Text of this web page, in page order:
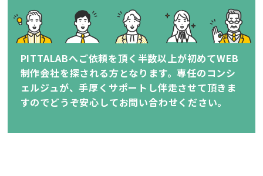
PITTALABへご依頼を頂く半数以上が初めてWEB
制作会社を探される方となります。専任のコンシ
ェルジュが、手厚くサポートし伴走させて頂きま
すのでどうぞ安心してお問い合わせください。